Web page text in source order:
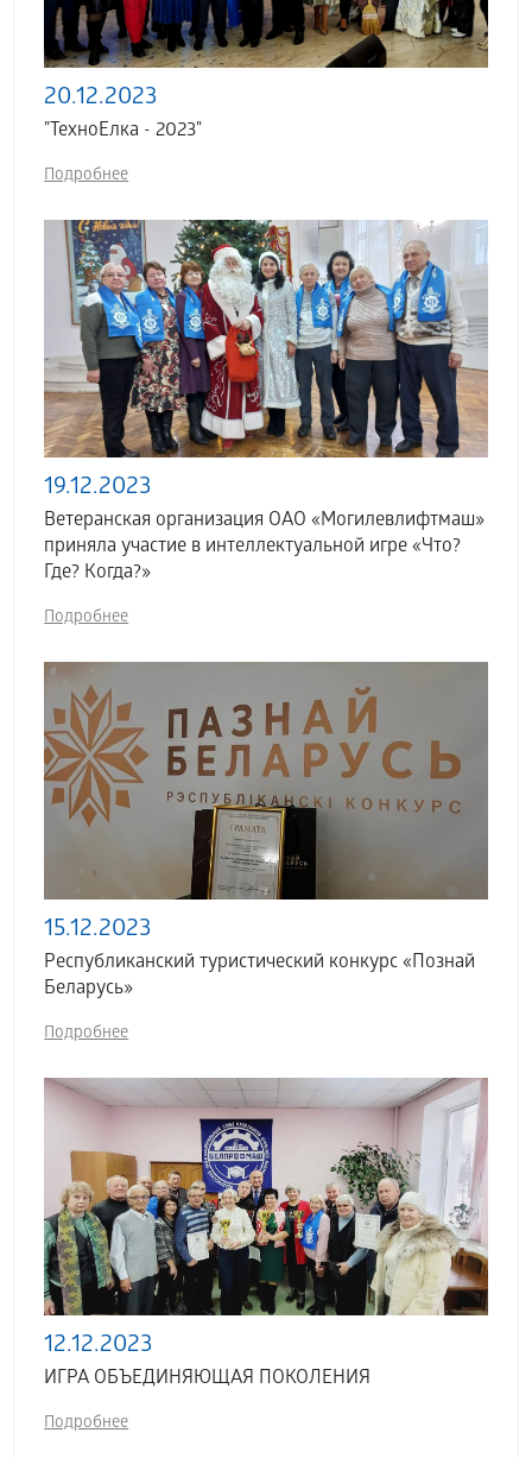
20.12.2023
"ТехноЕлка - 2023"
Подробнее
19.12.2023
Ветеранская организация ОАО «Могилевлифтмаш»
приняла участие в интеллектуальной игре «Что?
Где? Когда?»
Подробнее
15.12.2023
Республиканский туристический конкурс «Познай
Беларусь»
Подробнее
12.12.2023
ИГРА ОБЪЕДИНЯЮЩАЯ ПОКОЛЕНИЯ
Подробнее